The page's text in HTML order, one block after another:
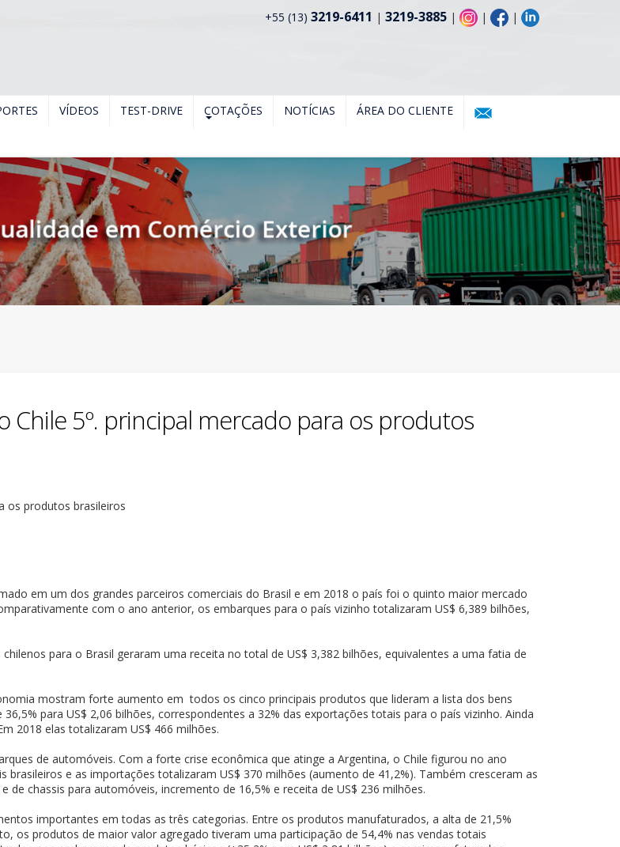
+55 (13) 3219-6411 | 3219-3885 | | |
VÍDEOS TEST-DRIVE COTAÇÕES NOTÍCIAS ÁREA DO CLIENTE
Chile 5º. principal mercado para os produtos
em um dos grandes parceiros comerciais do Brasil e em 2018 o país foi o quinto maior mercado
com o ano anterior, os embarques para o país vizinho totalizaram US$ 6,389 bilhões,
para o Brasil geraram uma receita no total de US$ 3,382 bilhões, equivalentes a uma fatia de
mostram forte aumento em todos os cinco principais produtos que lideram a lista dos bens
para US$ 2,06 bilhões, correspondentes a 32% das exportações totais para o país vizinho. Ainda
2018 elas totalizaram US$ 466 milhões.
de automóveis. Com a forte crise econômica que atinge a Argentina, o Chile figurou no ano
e as importações totalizaram US$ 370 milhões (aumento de 41,2%). Também cresceram as
de chassis para automóveis, incremento de 16,5% e receita de US$ 236 milhões.
importantes em todas as três categorias. Entre os produtos manufaturados, a alta de 21,5%
os produtos de maior valor agregado tiveram uma participação de 54,4% nas vendas totais